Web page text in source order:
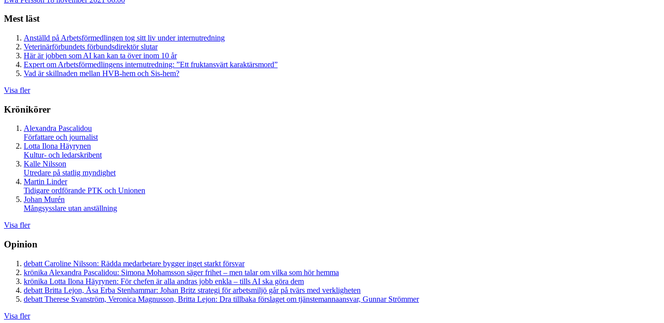
Mest läst
Anställd på Arbetsförmedlingen tog sitt liv under internutredning
Veterinärförbundets förbundsdirektör slutar
Här är jobben som AI kan kan ta över inom 10 år
Expert om Arbetsförmedlingens internutredning: ”Ett fruktansvärt karaktärsmord”
Vad är skillnaden mellan HVB-hem och Sis-hem?
Visa fler
Krönikörer
Alexandra Pascalidou
Författare och journalist
Lotta Ilona Häyrynen
Kultur- och ledarskribent
Kalle Nilsson
Utredare på statlig myndighet
Martin Linder
Tidigare ordförande PTK och Unionen
Johan Murén
Mångsysslare utan anställning
Visa fler
Opinion
debatt Caroline Nilsson: Rädda medarbetare bygger inget starkt försvar
krönika Alexandra Pascalidou: Simona Mohamsson säger frihet – men talar om vilka som hör hemma
krönika Lotta Ilona Häyrynen: För chefen är alla andras jobb enkla – tills AI ska göra dem
debatt Britta Lejon, Åsa Erba Stenhammar: Johan Britz strategi för arbetsmiljö går på tvärs med verkligheten
debatt Therese Svanström, Veronica Magnusson, Britta Lejon: Dra tillbaka förslaget om tjänstemannaansvar, Gunnar Strömmer
Visa fler